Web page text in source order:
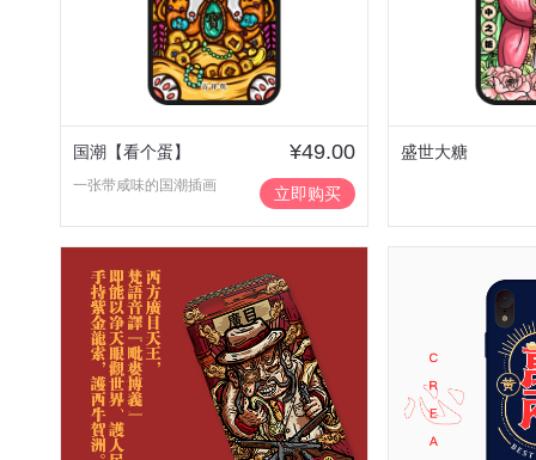
国潮【看个蛋】 ¥49.00
一张带咸味的国潮插画 立即购买
盛世大糖